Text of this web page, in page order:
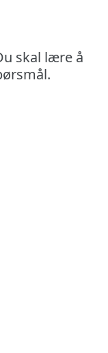
skal lære å